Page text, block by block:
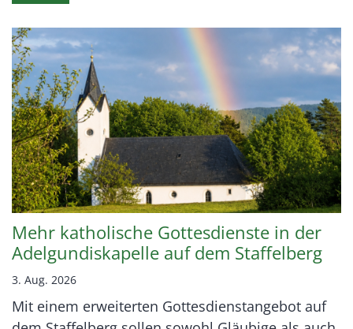
Mehr katholische Gottesdienste in der
Adelgundiskapelle auf dem Staffelberg
3. Aug. 2026
Mit einem erweiterten Gottesdienstangebot auf